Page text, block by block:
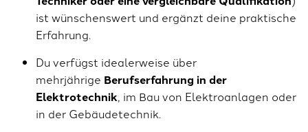
ist wünschenswert und ergänzt deine praktische
Erfahrung.
Du verfügst idealerweise über
mehrjährige Berufserfahrung in der
Elektrotechnik, im Bau von Elektroanlagen oder
in der Gebäudetechnik.